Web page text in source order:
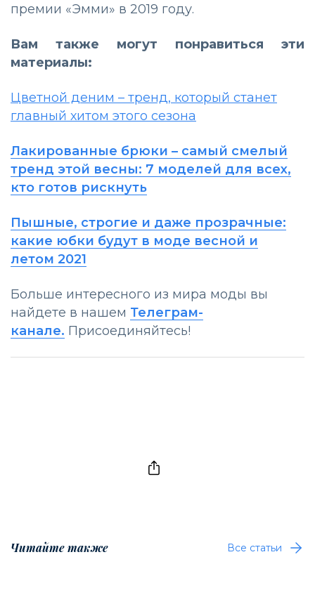
премии «Эмми» в 2019 году.
Вам также могут понравиться эти
материалы:
Цветной деним – тренд, который станет
главный хитом этого сезона
Лакированные брюки – самый смелый
тренд этой весны: 7 моделей для всех,
кто готов рискнуть
Пышные, строгие и даже прозрачные:
какие юбки будут в моде весной и
летом 2021
Больше интересного из мира моды вы
найдете в нашем Телеграм-
канале. Присоединяйтесь!
Читайте также Все статьи